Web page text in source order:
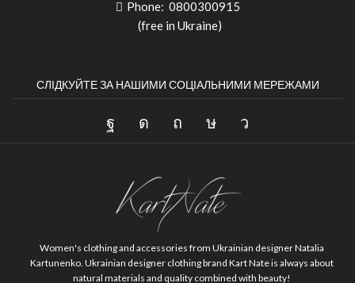
Phone: 0800300915
(free in Ukraine)
СЛІДКУЙТЕ ЗА НАШИМИ СОЦІАЛЬНИМИ МЕРЕЖАМИ
Women's clothing and accessories from Ukrainian designer Natalia
Kartunenko. Ukrainian designer clothing brand Kart Nate is always about
natural materials and quality combined with beauty!